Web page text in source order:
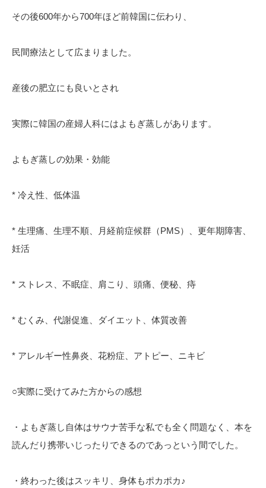
その後600年から700年ほど前韓国に伝わり、
民間療法として広まりました。
産後の肥立にも良いとされ
実際に韓国の産婦人科にはよもぎ蒸しがあります。
よもぎ蒸しの効果・効能
* 冷え性、低体温
* 生理痛、生理不順、月経前症候群（PMS）、更年期障害、
妊活
* ストレス、不眠症、肩こり、頭痛、便秘、痔
* むくみ、代謝促進、ダイエット、体質改善
* アレルギー性鼻炎、花粉症、アトピー、ニキビ
○実際に受けてみた方からの感想
・よもぎ蒸し自体はサウナ苦手な私でも全く問題なく、本を
読んだり携帯いじったりできるのであっという間でした。
・終わった後はスッキリ、身体もポカポカ♪